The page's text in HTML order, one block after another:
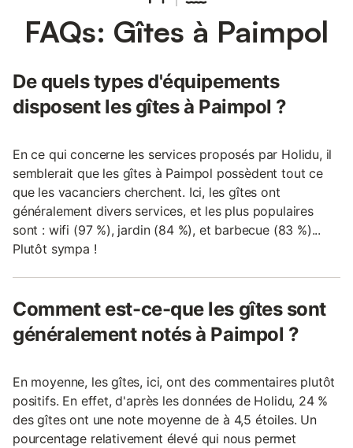
FAQs: Gîtes à Paimpol
De quels types d'équipements
disposent les gîtes à Paimpol ?
En ce qui concerne les services proposés par Holidu, il
semblerait que les gîtes à Paimpol possèdent tout ce
que les vacanciers cherchent. Ici, les gîtes ont
généralement divers services, et les plus populaires
sont : wifi (97 %), jardin (84 %), et barbecue (83 %)...
Plutôt sympa !
Comment est-ce-que les gîtes sont
généralement notés à Paimpol ?
En moyenne, les gîtes, ici, ont des commentaires plutôt
positifs. En effet, d'après les données de Holidu, 24 %
des gîtes ont une note moyenne de à 4,5 étoiles. Un
pourcentage relativement élevé qui nous permet